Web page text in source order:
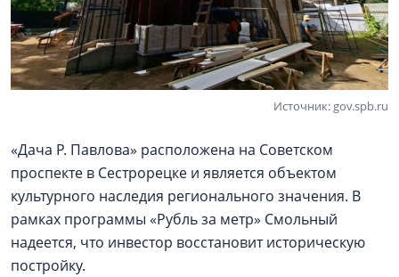
Источник: gov.spb.ru
«Дача Р. Павлова» расположена на Советском
проспекте в Сестрорецке и является объектом
культурного наследия регионального значения. В
рамках программы «Рубль за метр» Смольный
надеется, что инвестор восстановит историческую
постройку.